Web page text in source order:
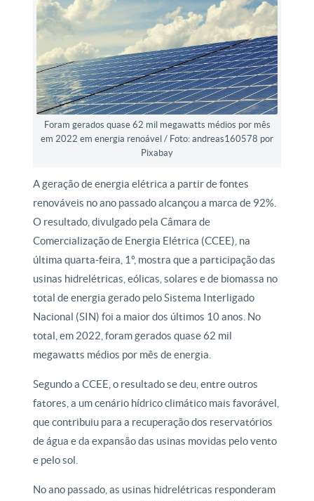
Foram gerados quase 62 mil megawatts médios por mês
em 2022 em energia renoável / Foto: andreas160578 por
Pixabay
A geração de energia elétrica a partir de fontes
renováveis no ano passado alcançou a marca de 92%.
O resultado, divulgado pela Câmara de
Comercialização de Energia Elétrica (CCEE), na
última quarta-feira, 1º, mostra que a participação das
usinas hidrelétricas, eólicas, solares e de biomassa no
total de energia gerado pelo Sistema Interligado
Nacional (SIN) foi a maior dos últimos 10 anos. No
total, em 2022, foram gerados quase 62 mil
megawatts médios por mês de energia.
Segundo a CCEE, o resultado se deu, entre outros
fatores, a um cenário hídrico climático mais favorável,
que contribuiu para a recuperação dos reservatórios
de água e da expansão das usinas movidas pelo vento
e pelo sol.
No ano passado, as usinas hidrelétricas responderam